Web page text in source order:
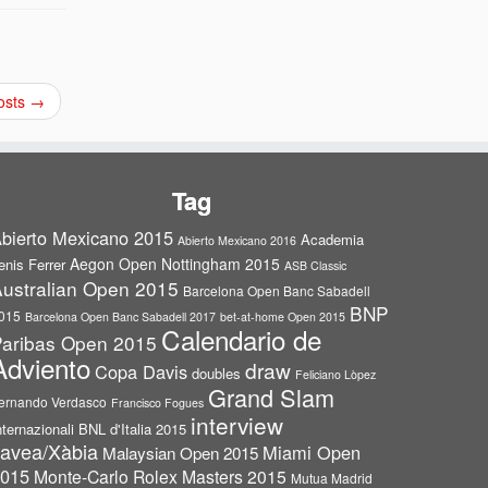
→
Tag
Mexicano 2015 Abierto Mexicano 2016 Academia
Ferrer Aegon Open Nottingham 2015 ASB Classic
Open 2015 Barcelona Open Banc Sabadell
Barcelona Open Banc Sabadell 2017 bet-at-home Open 2015 BNP
Open 2015 Calendario de
Copa Davis doubles draw Feliciano Lòpez
Verdasco Francisco Fogues Grand Slam
BNL d'Italia 2015 interview
Xàbia Malaysian Open 2015 Miami Open
Monte-Carlo Rolex Masters 2015 Mutua Madrid